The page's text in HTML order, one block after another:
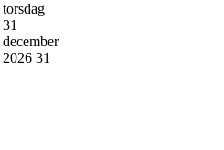
torsdag
31
december
2026 31